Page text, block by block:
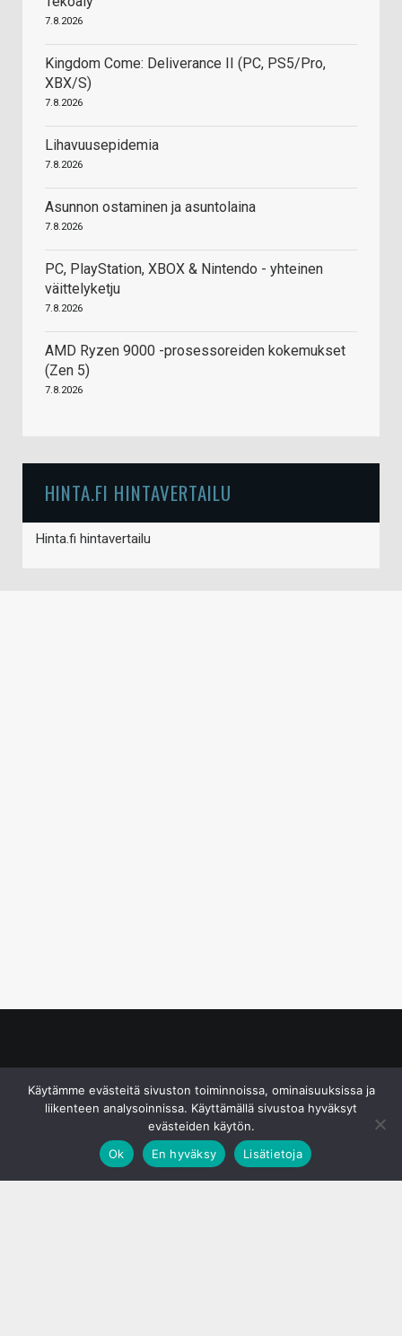
7.8.2026
Kingdom Come: Deliverance II (PC, PS5/Pro,
XBX/S)
7.8.2026
Lihavuusepidemia
7.8.2026
Asunnon ostaminen ja asuntolaina
7.8.2026
PC, PlayStation, XBOX & Nintendo - yhteinen
väittelyketju
7.8.2026
AMD Ryzen 9000 -prosessoreiden kokemukset
(Zen 5)
7.8.2026
HINTA.FI HINTAVERTAILU
Hinta.fi hintavertailu
Käytämme evästeitä sivuston toiminnoissa, ominaisuuksissa ja
liikenteen analysoinnissa. Käyttämällä sivustoa hyväksyt
evästeiden käytön.
Ok
En hyväksy Lisätietoja